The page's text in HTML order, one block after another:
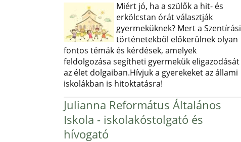
Miért jó, ha a szülők a hit- és
erkölcstan órát választják
gyermeküknek? Mert a Szentírási
történetekből előkerülnek olyan
fontos témák és kérdések, amelyek
feldolgozása segítheti gyermekük eligazodását
az élet dolgaiban.Hívjuk a gyerekeket az állami
iskolákban is hitoktatásra!
Julianna Református Általános
Iskola - iskolakóstolgató és
hívogató